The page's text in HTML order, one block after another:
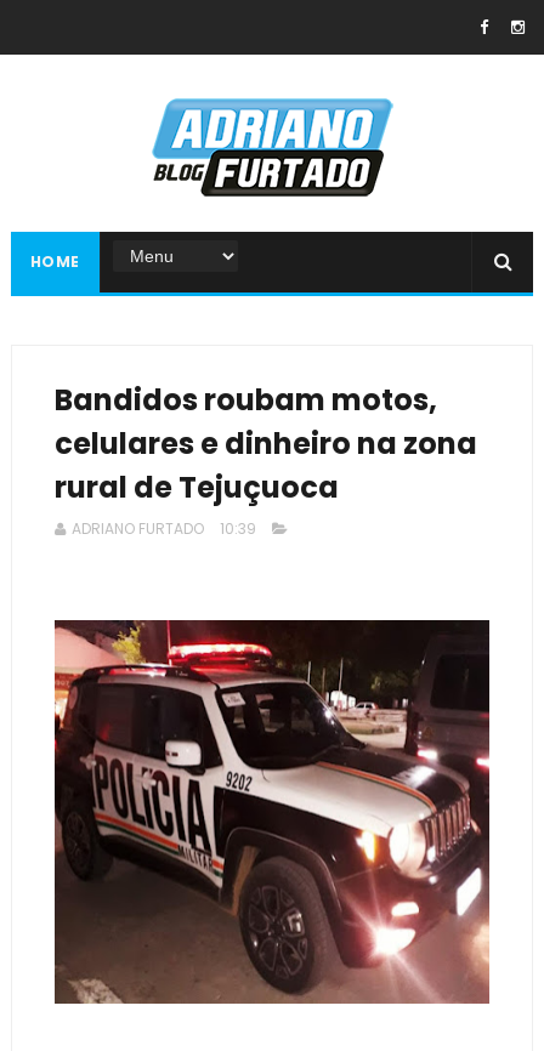
HOME
Bandidos roubam motos,
celulares e dinheiro na zona
rural de Tejuçuoca
ADRIANO FURTADO 10:39